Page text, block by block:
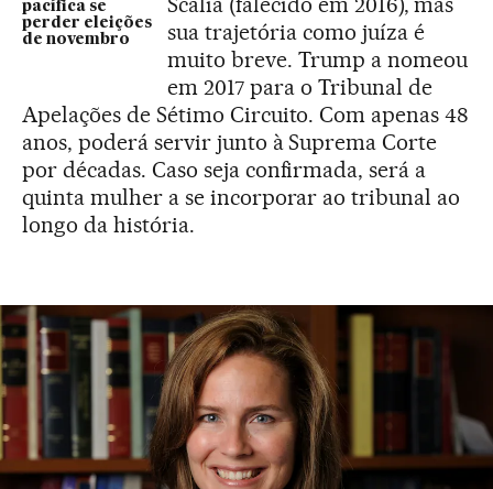
pacífica se
perder eleições
de novembro
sua trajetória como juíza é
muito breve. Trump a nomeou
em 2017 para o Tribunal de
Apelações de Sétimo Circuito. Com apenas 48
anos, poderá servir junto à Suprema Corte
por décadas. Caso seja confirmada, será a
quinta mulher a se incorporar ao tribunal ao
longo da história.